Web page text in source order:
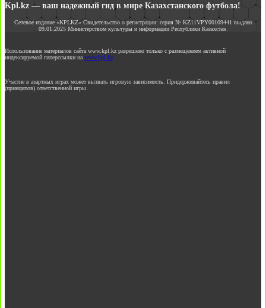
Kpl.kz — ваш надежный гид в мире Казахстанского футбола!
Сетевое издание «KPLKZ» Свидетельство о регистрации: серия № KZ11VPY00109441 выдано
09.01.2025 Министерством культуры и информации Республики Казахстан.
Использование материалов сайта www.kpl.kz разрешено только с размещением активной
индексируемой гиперссылки на www.kpl.kz
Участие в азартных играх может вызвать игровую зависимость. Придерживайтесь правил
(принципов) ответственной игры.